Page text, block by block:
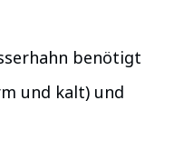
benötigt
und kalt) und